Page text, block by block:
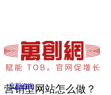
立即咨询
营销型网站怎么做？